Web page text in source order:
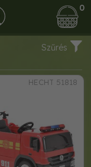
0
Szűrés
HECHT 51818